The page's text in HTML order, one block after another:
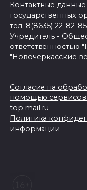
Контактные
государственных
тел. 8(8635) 22-82-85
Учредитель -
ответственностью
"Новочеркасские
Согласие на
помощью сервисов
top.mail.ru
Политика
информации